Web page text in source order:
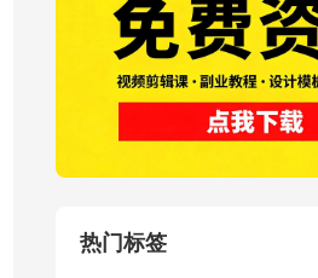
热门标签